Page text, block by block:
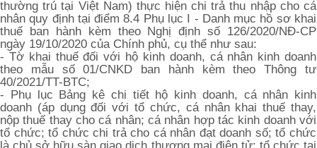
thường trú tại Việt Nam) thực hiện chi trả thu nhập cho cá
nhân quy định tại điểm 8.4 Phụ lục I - Danh mục hồ sơ khai
thuế ban hành kèm theo Nghị định số 126/2020/NĐ-CP
ngày 19/10/2020 của Chính phủ, cụ thể như sau:
- Tờ khai thuế đối với hộ kinh doanh, cá nhân kinh doanh
theo mẫu số 01/CNKD ban hành kèm theo Thông tư
40/2021/TT-BTC;
- Phụ lục Bảng kê chi tiết hộ kinh doanh, cá nhân kinh
doanh (áp dụng đối với tổ chức, cá nhân khai thuế thay,
nộp thuế thay cho cá nhân; cá nhân hợp tác kinh doanh với
tổ chức; tổ chức chi trả cho cá nhân đạt doanh số; tổ chức